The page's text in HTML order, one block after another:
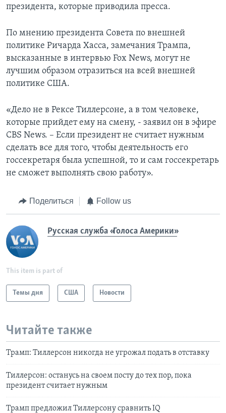
президента, которые приводила пресса.
По мнению президента Совета по внешней
политике Ричарда Хасса, замечания Трампа,
высказанные в интервью Fox News, могут не
лучшим образом отразиться на всей внешней
политике США.
«Дело не в Рексе Тиллерсоне, а в том человеке,
которые прийдет ему на смену, - заявил он в эфире
CBS News. – Если президент не считает нужным
сделать все для того, чтобы деятельность его
госсекретаря была успешной, то и сам госсекретарь
не сможет выполнять свою работу».
Поделиться Follow us
Русская служба «Голоса Америки»
This item is part of
Темы дня США Новости
Читайте также
Трамп: Тиллерсон никогда не угрожал подать в отставку
Тиллерсон: останусь на своем посту до тех пор, пока
президент считает нужным
Трамп предложил Тиллерсону сравнить IQ